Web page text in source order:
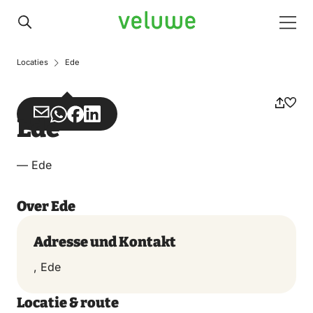
Veluwe
Locaties Ede
Teilen
über
Teilen
über
Teilen
auf
Teilen
auf
Ede
— Ede
Over Ede
Adresse und Kontakt
, Ede
Locatie & route